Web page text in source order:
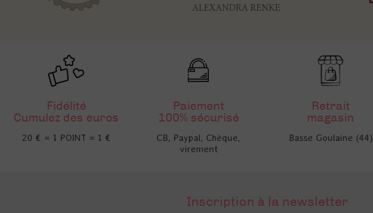
Fidélité
Cumulez des euros
20 € = 1 POINT = 1 €
Paiement
100% sécurisé
CB, Paypal, Chèque,
virement
Retrait
magasin
Basse Goulaine (44)
Inscription à la newsletter